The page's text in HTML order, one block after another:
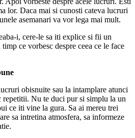
lor. Daca mai si cunosti cateva lucruri
asemanari va vor lega mai mult.
i, cere-le sa iti explice si fii un
ce vorbesc despre ceea ce le face
obisnuite sau la intamplare atunci
repetitii. Nu te duci pur si simplu la un
ce iti vine la gura. Sa ai mereu trei
sa intretina atmosfera, sa informeze